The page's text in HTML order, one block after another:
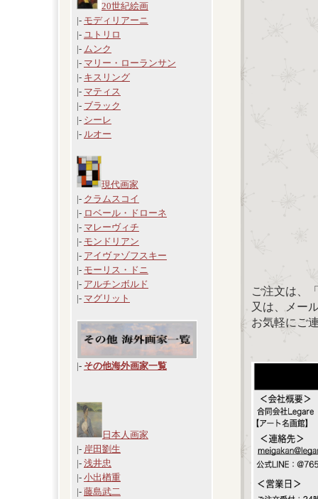
20世紀絵画
|- モディリアーニ
|- ユトリロ
|- ムンク
|- マリー・ローランサン
|- キスリング
|- マティス
|- ブラック
|- シーレ
|- ルオー
現代画家
|- クラムスコイ
|- ロベール・ドローネ
|- マレーヴィチ
|- モンドリアン
|- アイヴァゾフスキー
|- モーリス・ドニ
|- アルチンボルド
|- マグリット
|- その他海外画家一覧
日本人画家
|- 岸田劉生
|- 浅井忠
|- 小出楢重
|- 藤島武二
ご注文は、
又は、メー
お気軽にご